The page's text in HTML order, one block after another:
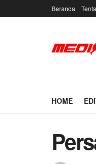
Beranda
HOME